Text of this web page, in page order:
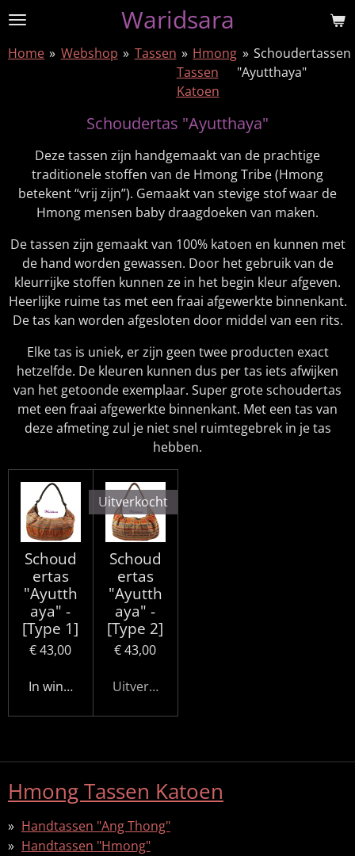
Ga
naar
Waridsara
Home » Webshop » Tassen » Hmong
Tassen
Katoen
» Schoudertassen
"Ayutthaya"
Schoudertas "Ayutthaya"
Deze tassen zijn handgemaakt van de prachtige
traditionele stoffen van de Hmong Tribe (Hmong
betekent “vrij zijn”). Gemaakt van stevige stof waar de
Hmong mensen baby draagdoeken van maken.
De tassen zijn gemaakt van 100% katoen en kunnen met
de hand worden gewassen. Door het gebruik van de
kleurrijke stoffen kunnen ze in het begin kleur afgeven.
Heerlijke ruime tas met een fraai afgewerkte binnenkant.
De tas kan worden afgesloten door middel van een rits.
Elke tas is uniek, er zijn geen twee producten exact
hetzelfde. De kleuren kunnen dus per tas iets afwijken
van het getoonde exemplaar. Super grote schoudertas
met een fraai afgewerkte binnenkant. Met een tas van
deze afmeting zul je niet snel ruimtegebrek in je tas
hebben.
Schoud
ertas
"Ayutth
aya" -
[Type 1]
€ 43,00
In winkelwagen
Uitverkocht
Schoud
ertas
"Ayutth
aya" -
[Type 2]
€ 43,00
Uitverkocht
Hmong Tassen Katoen
Handtassen "Ang Thong"
Handtassen "Hmong"